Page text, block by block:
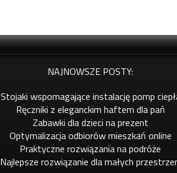
NAJNOWSZE POSTY:
Stojaki wspomagające instalację pomp
Ręczniki z eleganckim haftem dla pań
Zabawki dla dzieci na prezent
Optymalizacja odbiorów mieszkań online
Praktyczne rozwiązania na podróże
Najlepsze rozwiązanie dla małych